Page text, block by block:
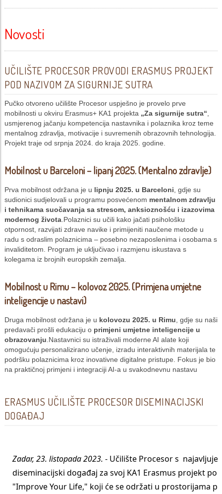
Novosti
UČILIŠTE PROCESOR PROVODI ERASMUS PROJEKT
POD NAZIVOM ZA SIGURNIJE SUTRA
Pučko otvoreno učilište Procesor uspješno je provelo prve
mobilnosti u okviru Erasmus+ KA1 projekta „Za sigurnije sutra“
usmjerenog jačanju kompetencija nastavnika i polaznika kroz teme
mentalnog zdravlja, motivacije i suvremenih obrazovnih tehnologija.
Projekt traje od srpnja 2024. do kraja 2025. godine.
Mobilnost u Barceloni – lipanj 2025. (Mentalno zdravlje)
Prva mobilnost održana je u lipnju 2025. u Barceloni , gdje su
sudionici sudjelovali u programu posvećenom mentalnom zdravlju
i tehnikama suočavanja sa stresom, anksioznošću i izazovima
modernog života.Polaznici su učili kako jačati psihološku
otpornost, razvijati zdrave navike i primijeniti naučene metode u
radu s odraslim polaznicima – posebno nezaposlenima i osobama s
invaliditetom. Program je uključivao i razmjenu iskustava s
kolegama iz brojnih europskih zemalja.
Mobilnost u Rimu – kolovoz 2025. (Primjena umjetne
inteligencije u nastavi)
Druga mobilnost održana je u kolovozu 2025. u Rimu , gdje su naši
predavači prošli edukaciju o primjeni umjetne inteligencije u
obrazovanju .Nastavnici su istraživali moderne AI alate koji
omogućuju personalizirano učenje, izradu interaktivnih materijala te
podršku polaznicima kroz inovativne digitalne pristupe. Fokus je bio
na praktičnoj primjeni i integraciji AI-a u svakodnevnu nastavu
ERASMUS UČILIŠTE PROCESOR DISEMINACIJSKI
DOGAĐAJ
Zadar, 23. listopada 2023. - Učilište Procesor s najavljuje
diseminacijski događaj za svoj KA1 Erasmus projekt
"Improve Your Life," koji će se održati u prostorijama